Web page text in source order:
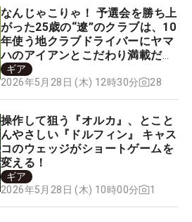
なんじゃこりゃ！ 予選会を勝ち上
がった25歳の“遼”のクラブは、10
年使う地クラブドライバーにヤマ
ハのアイアンとこだわり満載だっ
たギア
2026年5月28日 (木) 12時30分
28
操作して狙う『オルカ』、とこと
んやさしい『ドルフィン』 キャス
コのウェッジがショートゲームを
変える！
ギア
2026年5月28日 (木) 10時00分
1